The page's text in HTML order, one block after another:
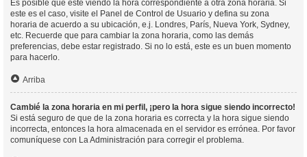
Es posible que esté viendo la hora correspondiente a otra zona horaria. Si
este es el caso, visite el Panel de Control de Usuario y defina su zona
horaria de acuerdo a su ubicación, e.j. Londres, París, Nueva York, Sydney,
etc. Recuerde que para cambiar la zona horaria, como las demás
preferencias, debe estar registrado. Si no lo está, este es un buen momento
para hacerlo.
Arriba
Cambié la zona horaria en mi perfil, ¡pero la hora sigue siendo incorrecto!
Si está seguro de que de la zona horaria es correcta y la hora sigue siendo
incorrecta, entonces la hora almacenada en el servidor es errónea. Por favor
comuníquese con La Administración para corregir el problema.